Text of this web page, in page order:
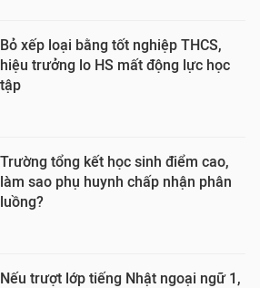
Bỏ xếp loại bằng tốt nghiệp THCS,
hiệu trưởng lo HS mất động lực học
tập
Trường tổng kết học sinh điểm cao,
làm sao phụ huynh chấp nhận phân
luồng?
Nếu trượt lớp tiếng Nhật ngoại ngữ 1,